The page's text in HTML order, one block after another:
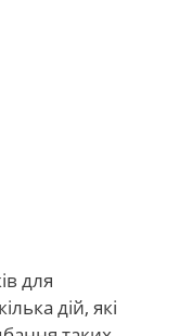
для
дій, які